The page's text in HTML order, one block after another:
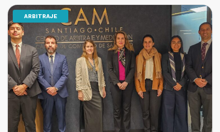
Internacionales, tras […]
ARBITRAJE